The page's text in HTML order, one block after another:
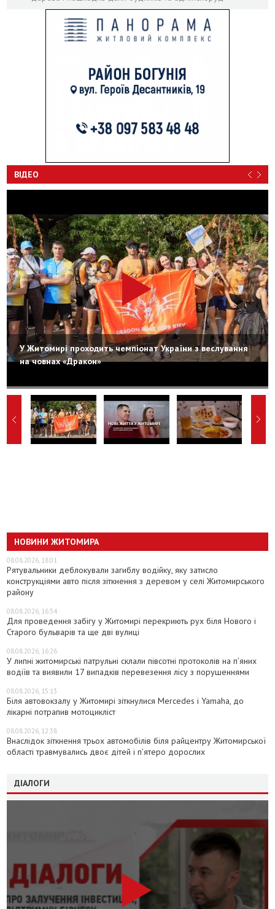
ВІДЕО
У Житомирі проходить чемпіонат України з веслування
на човнах «Дракон»
НОВИНИ ЖИТОМИРА
08.08.2026, 18:01
Рятувальники деблокували загиблу водійку, яку затисло
конструкціями авто після зіткнення з деревом у селі Житомирського
району
08.08.2026, 16:54
Для проведення забігу у Житомирі перекриють рух біля Нового і
Старого бульварів та ще дві вулиці
08.08.2026, 16:26
У липні житомирські патрульні склали півсотні протоколів на пʼяних
водіїв та виявили 17 випадків перевезення лісу з порушеннями
08.08.2026, 15:13
Біля автовокзалу у Житомирі зіткнулися Mercedes і Yamaha, до
лікарні потрапив мотоцикліст
08.08.2026, 12:38
Внаслідок зіткнення трьох автомобілів біля райцентру Житомирської
області травмувались двоє дітей і пʼятеро дорослих
ДІАЛОГИ